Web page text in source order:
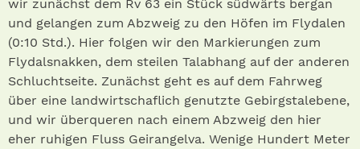
wir zunächst dem Rv 63 ein Stück südwärts bergan
und gelangen zum Abzweig zu den Höfen im Flydalen
(0:10 Std.). Hier folgen wir den Markierungen zum
Flydalsnakken, dem steilen Talabhang auf der anderen
Schluchtseite. Zunächst geht es auf dem Fahrweg
über eine landwirtschaflich genutzte Gebirgstalebene,
und wir überqueren nach einem Abzweig den hier
eher ruhigen Fluss Geirangelva. Wenige Hundert Meter